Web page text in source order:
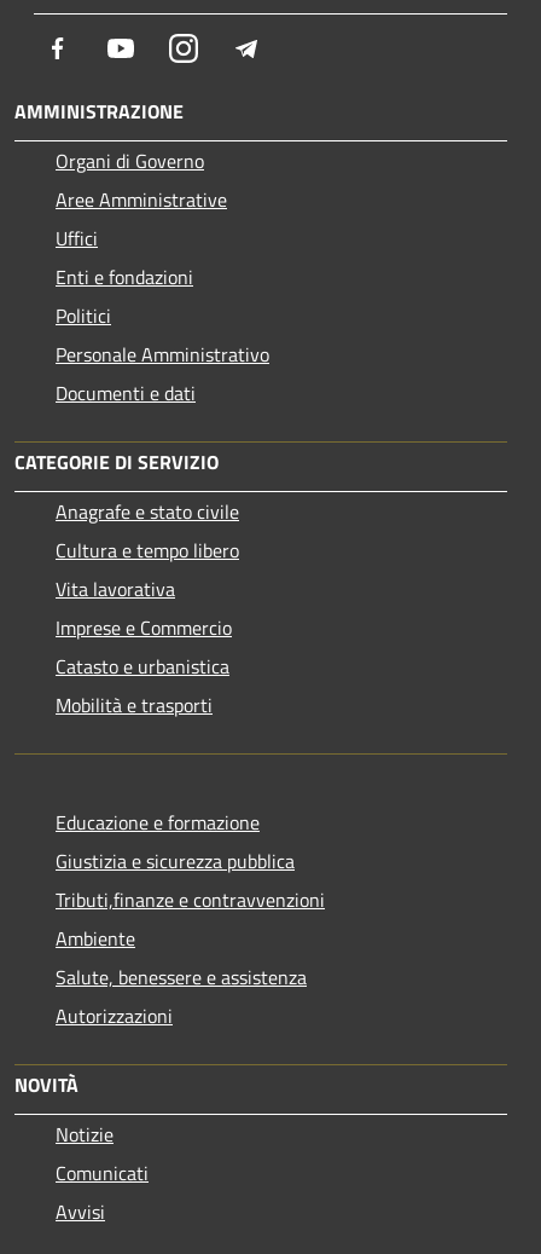
Facebook YoutubeInstagram
AMMINISTRAZIONE
Organi di Governo
Aree Amministrative
Uffici
Enti e fondazioni
Politici
Personale Amministrativo
Documenti e dati
CATEGORIE DI SERVIZIO
Anagrafe e stato civile
Cultura e tempo libero
Vita lavorativa
Imprese e Commercio
Catasto e urbanistica
Mobilità e trasporti
Educazione e formazione
Giustizia e sicurezza pubblica
Tributi,finanze e contravvenzioni
Ambiente
Salute, benessere e assistenza
Autorizzazioni
NOVITÀ
Notizie
Comunicati
Avvisi